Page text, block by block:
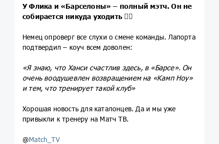
У Флика и «Барселоны» – полный мэтч. Он не
собирается никуда уходить 🙅‍♂️
Немец опроверг все слухи о смене команды. Лапорта
подтвердил – коуч всем доволен:
«Я знаю, что Ханси счастлив здесь, в «Барсе». Он
очень воодушевлен возвращением на «Камп Ноу»
и тем, что тренирует такой клуб»
Хорошая новость для каталонцев. Да и мы уже
привыкли к тренеру на Матч ТВ.
@Match_TV